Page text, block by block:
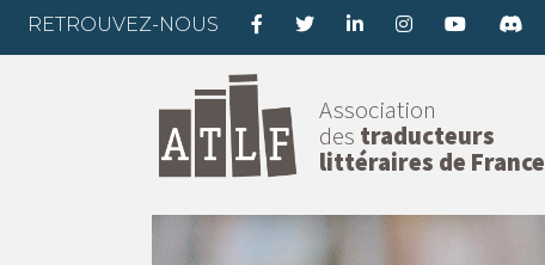
RETROUVEZ-NOUS
Association
des traducteurs
littéraires de France